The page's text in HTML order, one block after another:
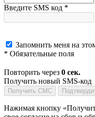
Введите SMS код *
Запомнить меня на
* Обязательные поля
Повторить через 0 сек.
Получить новый SMS-код
Получить СМС
Нажимая кнопку